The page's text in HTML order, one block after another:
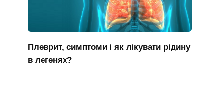
Плеврит, симптоми і як лікувати рідину
в легенях?